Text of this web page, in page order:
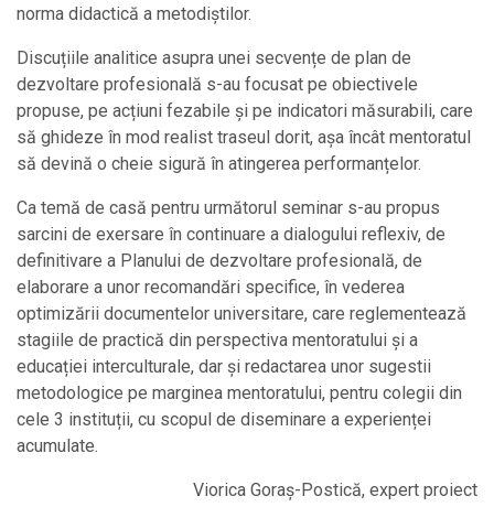
norma didactică a metodiștilor.
Discuțiile analitice asupra unei secvențe de plan de
dezvoltare profesională s-au focusat pe obiectivele
propuse, pe acțiuni fezabile și pe indicatori măsurabili, care
să ghideze în mod realist traseul dorit, așa încât mentoratul
să devină o cheie sigură în atingerea performanțelor.
Ca temă de casă pentru următorul seminar s-au propus
sarcini de exersare în continuare a dialogului reflexiv, de
definitivare a Planului de dezvoltare profesională, de
elaborare a unor recomandări specifice, în vederea
optimizării documentelor universitare, care reglementează
stagiile de practică din perspectiva mentoratului și a
educației interculturale, dar și redactarea unor sugestii
metodologice pe marginea mentoratului, pentru colegii din
cele 3 instituții, cu scopul de diseminare a experienței
acumulate.
Viorica Goraș-Postică, expert proiect